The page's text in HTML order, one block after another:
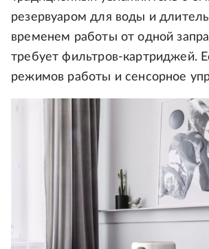
резервуаром для воды и
временем работы от одной
требует фильтров-картриджей.
режимов работы и сенсорное